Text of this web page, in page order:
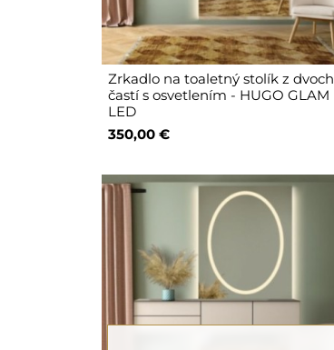
Zrkadlo na toaletný stolík z dvoch
častí s osvetlením - HUGO GLAM
LED
350,00 €